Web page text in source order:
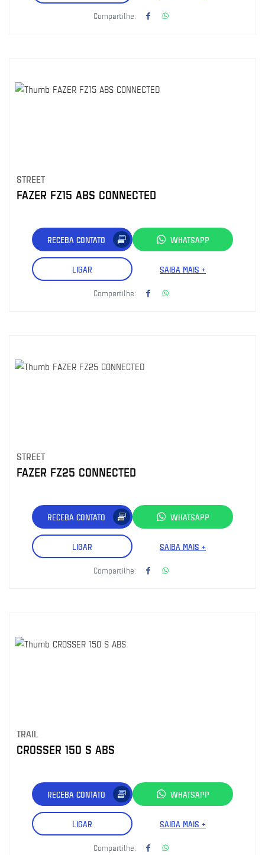
Compartilhe:
STREET
FAZER FZ15 ABS CONNECTED
RECEBA CONTATO WHATSAPP
LIGAR SAIBA MAIS +
Compartilhe:
STREET
FAZER FZ25 CONNECTED
RECEBA CONTATO WHATSAPP
LIGAR SAIBA MAIS +
Compartilhe:
TRAIL
CROSSER 150 S ABS
RECEBA CONTATO WHATSAPP
LIGAR SAIBA MAIS +
Compartilhe: